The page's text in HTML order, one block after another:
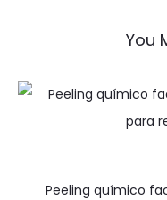
You
Peeling químico